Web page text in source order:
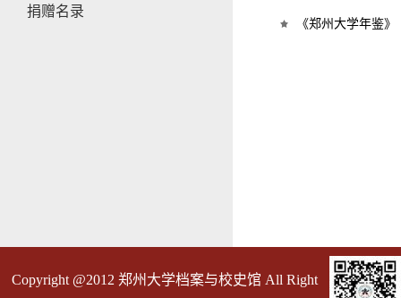
捐赠名录
《郑州大学年鉴》
Copyright @2012 郑州大学档案与校史馆 All Right